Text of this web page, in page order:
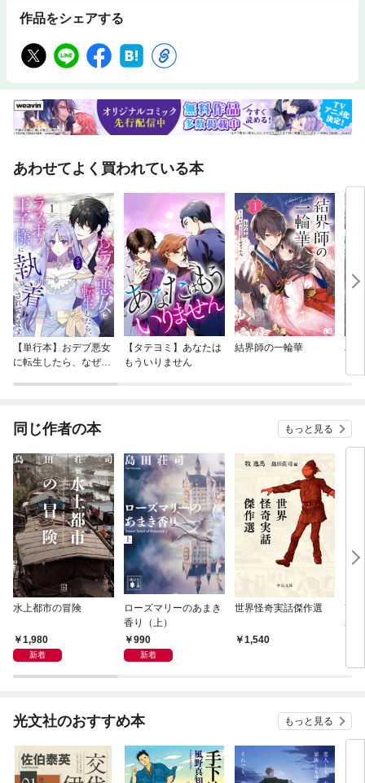
作品をシェアする
あわせてよく買われている本
【単行本】おデブ悪女
に転生したら、なぜか
【タテヨミ】あなたは
もういりません
結界師の一輪華
バ
今
同じ作者の本 もっと見る
水上都市の冒険
1,980
新着
ローズマリーのあまき
香り（上）
990
新着
世界怪奇実話傑作選
1,540
改
2/3
光文社のおすすめ本 もっと見る